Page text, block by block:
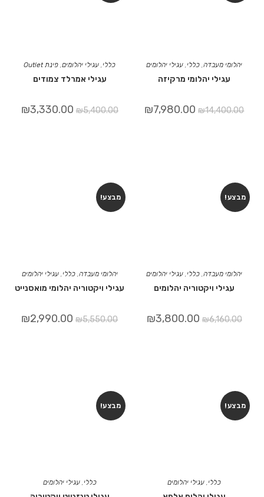
כללי, עגילי יהלומים, פינת Outlet
עגילי אמרלד צמודים
₪5,400.00
₪3,330.00
יהלומי מעבדה, כללי, עגילי יהלומים
עגילי יהלומי מרקיזה
₪14,400.00
₪7,980.00
מבצע!
יהלומי מעבדה ,כללי ,עגילי יהלומים
עגילי ויקטוריה יהלומי מואסנייט
₪5,550.00
₪2,990.00
מבצע!
יהלומי מעבדה, כללי עגילי יהלומים
עגילי ויקטוריה יהלומים
₪6,160.00
₪3,800.00
מבצע!
כללי,עגילי יהלומים
מבצע!
כללי, עגילי יהלומים